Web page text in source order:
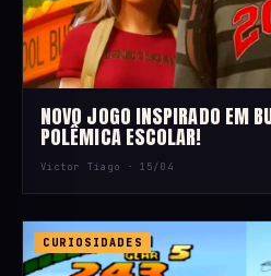
NOVO JOGO INSPIRADO EM
POLÊMICA ESCOLAR!
Victor Tiago ·15/04
CURIOSIDADES